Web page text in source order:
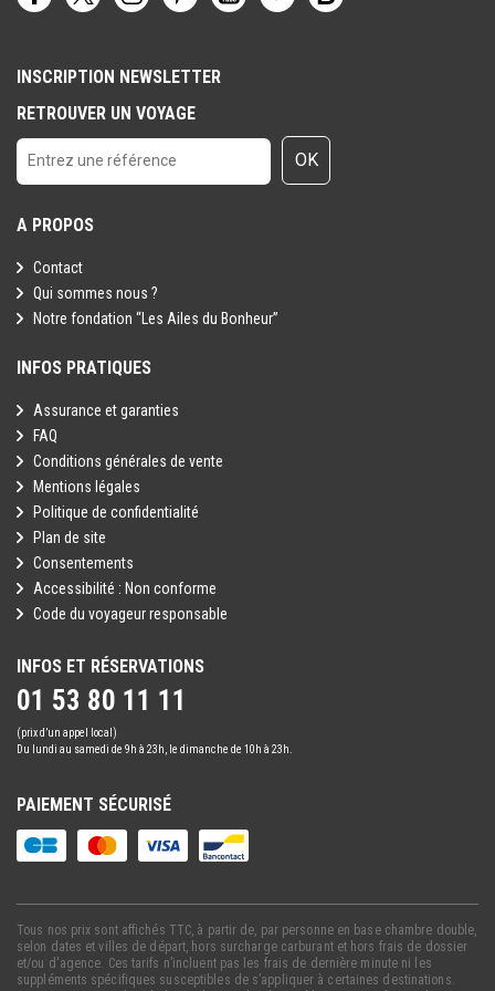
INSCRIPTION NEWSLETTER
RETROUVER UN VOYAGE
OK
A PROPOS
Contact
Qui sommes nous ?
Notre fondation “Les Ailes du Bonheur”
INFOS PRATIQUES
Assurance et garanties
FAQ
Conditions générales de vente
Mentions légales
Politique de confidentialité
Plan de site
Consentements
Accessibilité : Non conforme
Code du voyageur responsable
INFOS ET RÉSERVATIONS
01 53 80 11 11
(prix d’un appel local)
Du lundi au samedi de 9h à 23h, le dimanche de 10h à 23h.
PAIEMENT SÉCURISÉ
Tous nos prix sont affichés TTC, à partir de, par personne en base chambre double,
selon dates et villes de départ, hors surcharge carburant et hors frais de dossier
et/ou d'agence. Ces tarifs n’incluent pas les frais de dernière minute ni les
suppléments spécifiques susceptibles de s’appliquer à certaines destinations.